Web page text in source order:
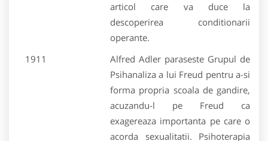
articol care va duce la
descoperirea conditionarii
operante.
1911
Alfred Adler paraseste Grupul de
Psihanaliza a lui Freud pentru a-si
forma propria scoala de gandire,
acuzandu-l pe Freud ca
exagereaza importanta pe care o
acorda sexualitatii. Psihoterapia